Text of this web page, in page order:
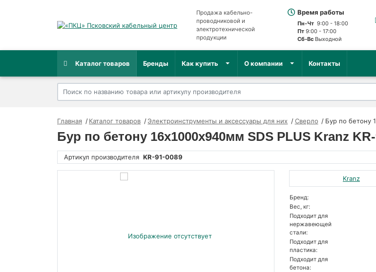
Продажа кабельно-
проводниковой и
электротехнической
продукции
Время работы
Пн-Чт9:00 - 18:00
Пт9:00 - 17:00
Сб-ВсВыходной
Каталог товаров Бренды Как купить О компании Контакты
Главная Каталог товаров Электроинструменты и аксессуары для них Сверло Бур по бетону
Бур по бетону 16x1000x940мм SDS PLUS Kranz
Артикул производителя KR-91-0089
Kranz
Бренд:
Вес, кг:
Подходит для
нержавеющей
стали:
Подходит для
пластика:
Подходит для
бетона: